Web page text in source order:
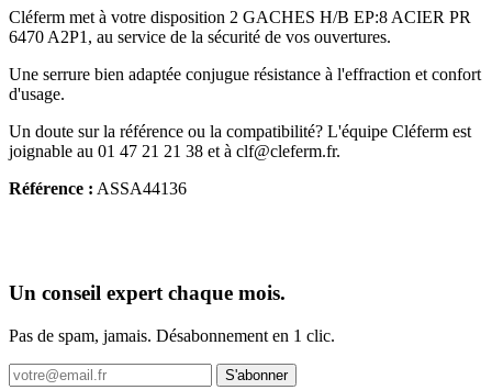
Cléferm met à votre disposition 2 GACHES H/B EP:8 ACIER PR
6470 A2P1, au service de la sécurité de vos ouvertures.
Une serrure bien adaptée conjugue résistance à l'effraction et confort
d'usage.
Un doute sur la référence ou la compatibilité? L'équipe Cléferm est
joignable au 01 47 21 21 38 et à clf@cleferm.fr.
Référence : ASSA44136
Un conseil expert chaque mois.
Pas de spam, jamais. Désabonnement en 1 clic.
S'abonner